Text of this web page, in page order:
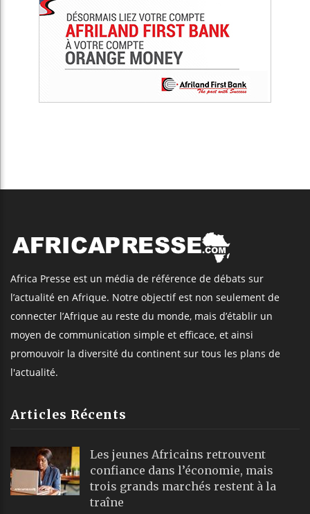
Africa Presse est un média de référence de débats sur
l’actualité en Afrique. Notre objectif est non seulement de
connecter l’Afrique au reste du monde, mais d’établir un
moyen de communication simple et efficace, et ainsi
promouvoir la diversité du continent sur tous les plans de
l'actualité.
Articles Récents
Les jeunes Africains retrouvent
confiance dans l’économie, mais
trois grands marchés restent à la
traîne